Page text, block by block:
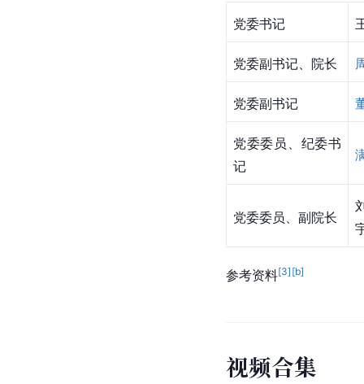
党委书记
党委副书记、院长
党委副书记
党委委员、纪委书
记
党委委员、副院长
参考资料[3] [b]
视频合集